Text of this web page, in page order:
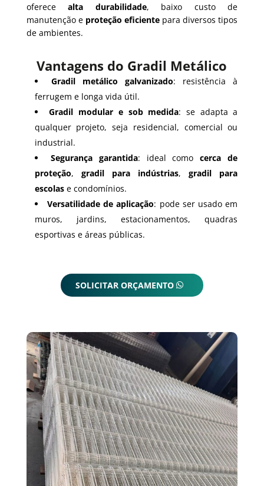
oferecealta durabilidade, baixo custo de
manutenção e proteção eficiente para diversos tipos
de ambientes.
Vantagens do Gradil Metálico
Gradil metálico galvanizado: resistência à
ferrugem e longa vida útil.
Gradil modular e sob medida: se adapta a
qualquer projeto, seja residencial, comercial ou
industrial.
Segurança garantida: ideal comocerca de
proteção, gradil para indústrias,gradil para
escolase condomínios.
Versatilidade de aplicação: pode ser usado em
muros, jardins, estacionamentos, quadras
esportivas e áreas públicas.
SOLICITAR ORÇAMENTO